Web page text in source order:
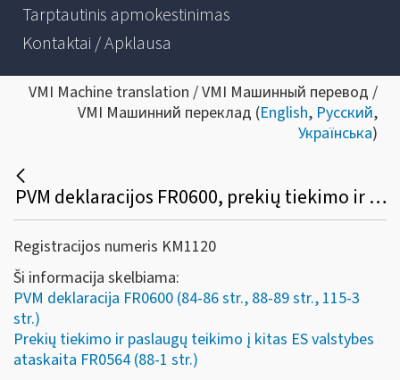
Tarptautinis apmokestinimas
Kontaktai / Apklausa
VMI Machine translation / VMI Машинный перевод /
VMI Машинний переклад (English, Русский,
Українська)
PVM deklaracijos FR0600, prekių tiekimo ir paslaugų teikimo į kitas ES valstybes nares ataskaitos FR0564 pildymo pavyzdžiai
Registracijos numeris KM1120
Ši informacija skelbiama:
PVM deklaracija FR0600 (84-86 str., 88-89 str., 115-3
str.)
Prekių tiekimo ir paslaugų teikimo į kitas ES valstybes
ataskaita FR0564 (88-1 str.)